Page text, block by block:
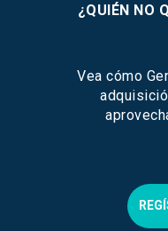
Vea cómo
¿QUIÉN NO